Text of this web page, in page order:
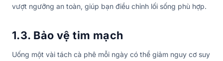
vượt ngưỡng an toàn, giúp bạn điều chỉnh lối sống phù hợp.
1.3. Bảo vệ tim mạch
Uống một vài tách cà phê mỗi ngày có thể giảm nguy cơ suy